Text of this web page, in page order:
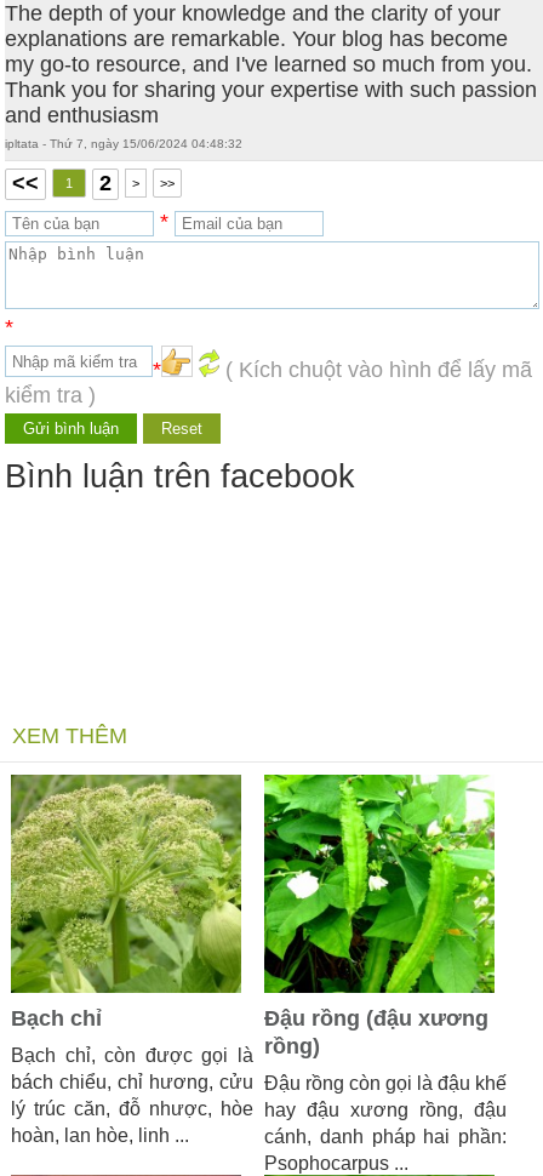
The depth of your knowledge and the clarity of your
explanations are remarkable. Your blog has become
my go-to resource, and I've learned so much from you.
Thank you for sharing your expertise with such passion
and enthusiasm
ipltata - Thứ 7, ngày 15/06/2024 04:48:32
<< 1 2 > >>
*
*
*
( Kích chuột vào hình để lấy mã
kiểm tra )
Bình luận trên facebook
XEM THÊM
Bạch chỉ
Bạch chỉ, còn được gọi là
bách chiểu, chỉ hương, cửu
lý trúc căn, đỗ nhược, hòe
hoàn, lan hòe, linh ...
Đậu rồng (đậu xương
rồng)
Đậu rồng còn gọi là đậu khế
hay đậu xương rồng, đậu
cánh, danh pháp hai phần:
Psophocarpus ...